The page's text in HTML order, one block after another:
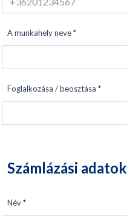
A munkahely neve *
Foglalkozása / beosztása *
Számlázási adatok
Név *